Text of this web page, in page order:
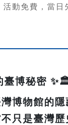
活動免費，當日
臺博秘密
博物館的
不只是臺灣歷